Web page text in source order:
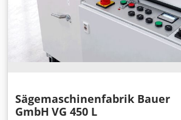
Sägemaschinenfabrik Bauer
GmbH VG 450 L